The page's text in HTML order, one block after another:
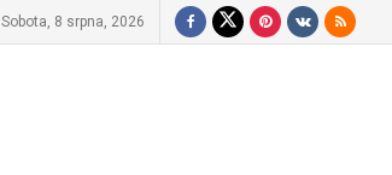
Sobota, 8 srpna, 2026